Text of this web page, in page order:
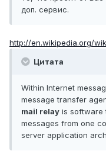
доп. сервис.
http://en.wikipedia.org/
Цитата
Within Internet
message transfer
mail relay is software
messages from one
server application